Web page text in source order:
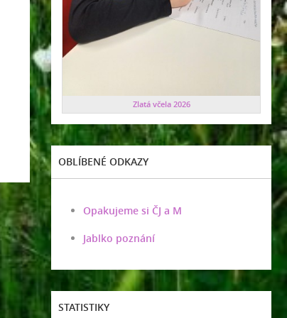
Zlatá včela 2026
OBLÍBENÉ ODKAZY
Opakujeme si ČJ a M
Jablko poznání
STATISTIKY